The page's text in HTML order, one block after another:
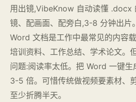
用出镜,VibeKnow 自动读懂 .docx
镜、配画面、配旁白,3-8 分钟出片。
Word 文档是工作中最常见的内容
培训资料、工作总结、学术论文。
问题:阅读率太低。把 Word 一键生
3-5 倍。可惜传统做视频要素材、
至少折腾半天。